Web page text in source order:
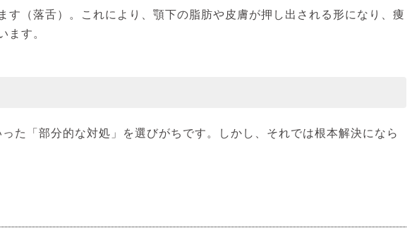
（落舌）。これにより、顎下の脂肪や皮膚が押し出される形になり、痩
ます。
た「部分的な対処」を選びがちです。しかし、それでは根本解決になら